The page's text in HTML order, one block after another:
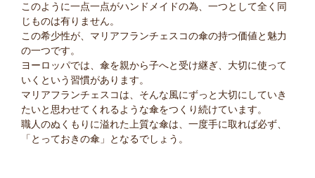
このように一点一点がハンドメイドの為、一つとして全く同
じものは有りません。
この希少性が、マリアフランチェスコの傘の持つ価値と魅力
の一つです。
ヨーロッパでは、傘を親から子へと受け継ぎ、大切に使って
いくという習慣があります。
マリアフランチェスコは、そんな風にずっと大切にしていき
たいと思わせてくれるような傘をつくり続けています。
職人のぬくもりに溢れた上質な傘は、一度手に取れば必ず、
「とっておきの傘」となるでしょう。